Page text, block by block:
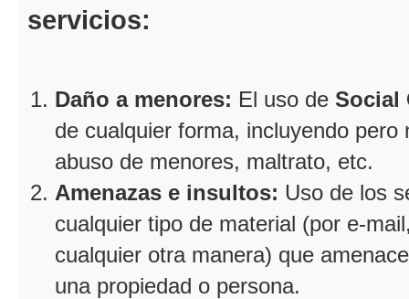
servicios:
Daño a menores: El uso de Social
de cualquier forma, incluyendo
abuso de menores, maltrato, etc.
Amenazas e insultos: Uso de los
cualquier tipo de material (por e-
cualquier otra manera) que
una propiedad o persona.